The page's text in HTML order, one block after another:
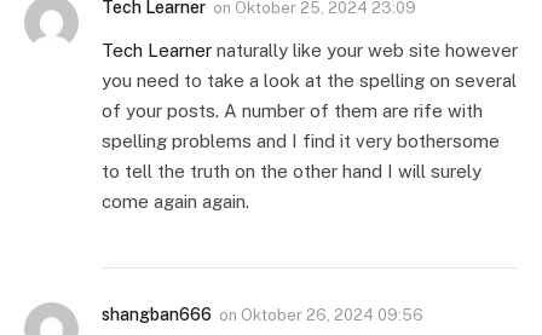
Tech Learner on Oktober 25, 2024 23:09
Tech Learner naturally like your web site however
you need to take a look at the spelling on several
of your posts. A number of them are rife with
spelling problems and I find it very bothersome
to tell the truth on the other hand I will surely
come again again.
shangban666 on Oktober 26, 2024 09:56